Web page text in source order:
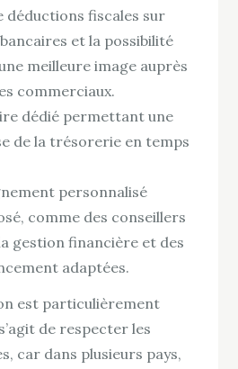
déductions fiscales sur
et la possibilité
meilleure image auprès
commerciaux.
dédié permettant une
de la trésorerie en temps
personnalisé
comme des conseillers
gestion financière et des
adaptées.
est particulièrement
de respecter les
car dans plusieurs pays,